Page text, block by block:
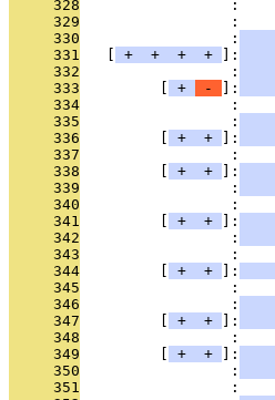
     328
:
     329
:
     330
                 :
     331
+ + + + ]:
     332
                 :
     333
+ - ]:
     334
:
     335
                 :
     336
+ + ]:
     337
:
     338
+ + ]:
     339
                 :
     340
:
     341
+ + ]:
     342
                 :
     343
:
     344
+ + ]:
     345
:
     346
                 :
     347
+ + ]:
     348
:
     349
+ + ]:
     350
                 :
     351
: